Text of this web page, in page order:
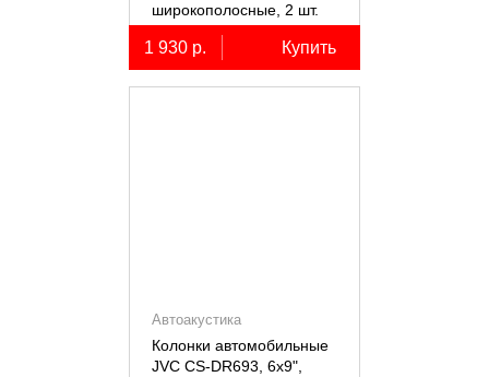
широкополосные, 2 шт.
1 930 р. Купить
Автоакустика
Колонки автомобильные
JVC CS-DR693, 6х9",